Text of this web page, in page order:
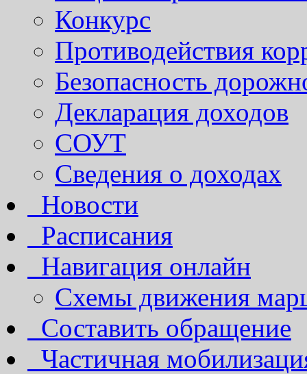
Конкурс
Противодействия
Безопасность
Декларация доходов
СОУТ
Сведения о доходах
Новости
Расписания
Навигация онлайн
Схемы движения
Составить обращение
Частичная